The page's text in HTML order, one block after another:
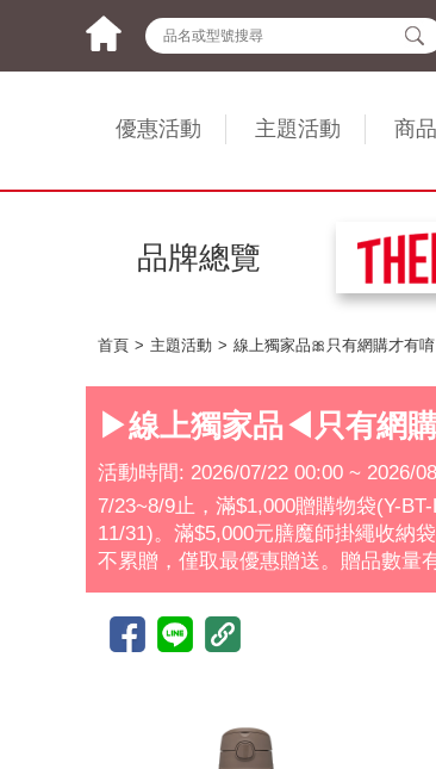
優惠活動 主題活動 商
品牌總覽
首頁 主題活動 線上獨家品🎀只有網購才有唷
▶線上獨家品◀只有網
活動時間: 2026/07/22 00:00 ~ 2026/
7/23~8/9止，滿$1,000贈購物袋(Y-
11/31)。滿$5,000元膳魔師掛繩收納
不累贈，僅取最優惠贈送。贈品數量